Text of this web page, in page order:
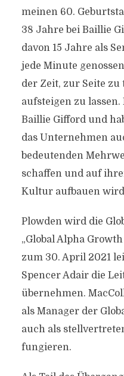
meinen 60.
38 Jahre bei Baillie
davon 15 Jahre als
jede Minute
der Zeit, zur Seite
aufsteigen zu
Baillie Gifford und
das Unternehmen
bedeutenden
schaffen und auf
Kultur aufbauen
Plowden wird die
„Global Alpha
zum 30. April 2021
Spencer Adair die
übernehmen.
als Manager der
auch als
fungieren.